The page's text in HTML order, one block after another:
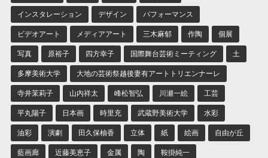
インスタレーション デザイン パフォーマンス
ビデオアート メディアアート 三木麻郁 作陶 個展
写真 原裕子 四方幸子 国際舞台芸術ミーティング 土
多摩美術大学 大地の芸術祭越後妻有アートトリエンナーレ
寺井茉莉子 山内祥太 峰松智弘 川瀬一絵 工芸
平丸陽子 日本画 時里充 武蔵野美術大学 水彩
油彩 演劇 田久保柚香 立体 紙 絵画 自由が丘
藍画廊 近藤美恵子 金属 陶 鞍掛純一